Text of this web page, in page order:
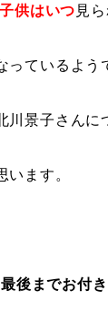
供はいつ 見
っているよう
川景子さんに
います。
後までお付